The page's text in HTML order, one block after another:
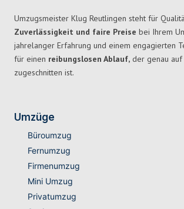
Umzugsmeister Klug Reutlingen steht für
Zuverlässigkeit und faire Preise bei Ihrem
jahrelanger Erfahrung und einem engagierten
für einen reibungslosen Ablauf, der genau
zugeschnitten ist.
Umzüge
Büroumzug
Fernumzug
Firmenumzug
Mini Umzug
Privatumzug